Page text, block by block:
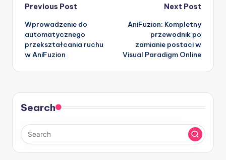
Post
navigation
Previous Post
Wprowadzenie do
automatycznego
przekształcania ruchu
w AniFuzion
Next Post
AniFuzion: Kompletny
przewodnik po
zamianie postaci w
Visual Paradigm Online
Search